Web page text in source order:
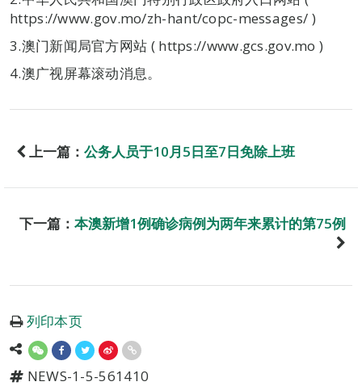
https://www.gov.mo/zh-hant/copc-messages/ )
3.澳门新闻局官方网站 ( https://www.gcs.gov.mo )
4.澳广视屏幕滚动消息。
上一篇： 公务人员于10月5日至7日免除上班
下一篇： 本澳新增1例确诊病例为两年来累计的第75例
列印本页
NEWS-1-5-561410